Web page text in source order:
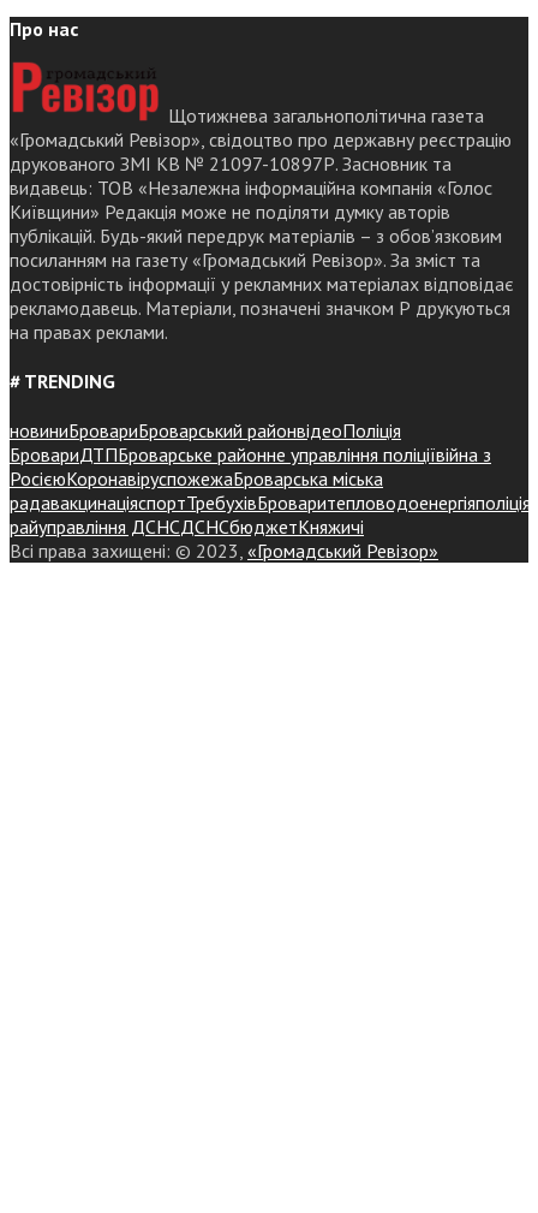
Про нас
Щотижнева загальнополітична газета
«Громадський Ревізор», свідоцтво про державну реєстрацію
друкованого ЗМІ КВ № 21097-10897Р. Засновник та
видавець: ТОВ «Незалежна інформаційна компанія «Голос
Київщини» Редакція може не поділяти думку авторів
публікацій. Будь-який передрук матеріалів – з обов’язковим
посиланням на газету «Громадський Ревізор». За зміст та
достовірність інформації у рекламних матеріалах відповідає
рекламодавець. Матеріали, позначені значком Р друкуються
на правах реклами.
# TRENDING
новиниБровариБроварський районвідеоПоліція
БровариДТПБроварське районне управління поліціївійна з
РосієюКоронавіруспожежаБроварська міська
радавакцинаціяспортТребухівБроваритепловодоенергіяполіція
райуправління ДСНСДСНСбюджетКняжичі
Всі права захищені: © 2023, «Громадський Ревізор»